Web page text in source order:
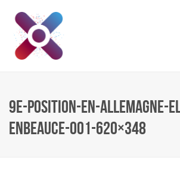
9E-POSITION-EN-ALLEMAGNE-
ENBEAUCE-001-620×348